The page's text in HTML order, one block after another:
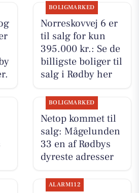
BOLIGMARKED
Norreskovvej 6 er
til salg for kun
395.000 kr.: Se de
billigste boliger til
salg i Rødby her
BOLIGMARKED
Netop kommet til
salg: Mågelunden
33 en af Rødbys
dyreste adresser
ALARM112